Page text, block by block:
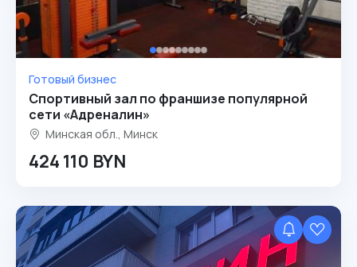
Готовый бизнес
Спортивный зал по франшизе популярной
сети «Адреналин»
Минская обл., Минск
424 110 BYN